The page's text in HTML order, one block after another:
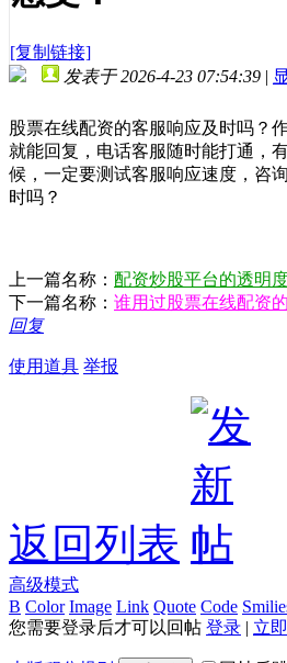
[复制链接]
发表于 2026-4-23 07:54:39 |
股票在线配资的客服响应及时吗？
就能回复，电话客服随时能打通，
候，一定要测试客服响应速度，咨
时吗？
上一篇名称： 配资炒股平台的透明
下一篇名称： 谁用过股票在线配资
回复
使用道具 举报
返回列表
高级模式
B Color Image Link Quote Code
您需要登录后才可以回帖 登录 | 立